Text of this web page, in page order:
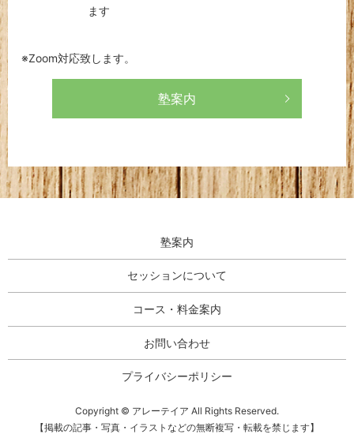
ます
※Zoom対応致します。
塾案内
塾案内
セッションについて
コース・料金案内
お問い合わせ
プライバシーポリシー
Copyright © アレーテイア All Rights Reserved.
【掲載の記事・写真・イラストなどの無断複写・転載を禁じます】